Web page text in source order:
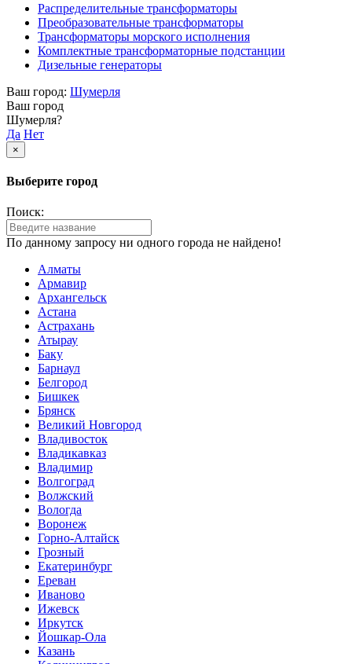
Распределительные трансформаторы
Преобразовательные трансформаторы
Трансформаторы морского исполнения
Комплектные трансформаторные подстанции
Дизельные генераторы
Ваш город: Шумерля
Ваш город
Шумерля?
Да Нет
×
Выберите город
Поиск:
По данному запросу ни одного города не найдено!
Алматы
Армавир
Архангельск
Астана
Астрахань
Атырау
Баку
Барнаул
Белгород
Бишкек
Брянск
Великий Новгород
Владивосток
Владикавказ
Владимир
Волгоград
Волжский
Вологда
Воронеж
Горно-Алтайск
Грозный
Екатеринбург
Ереван
Иваново
Ижевск
Иркутск
Йошкар-Ола
Казань